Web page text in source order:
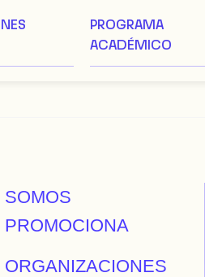
PROGRAMA
ACADÉMICO
SOMOS
PROMOCIONA
ORGANIZACIONES